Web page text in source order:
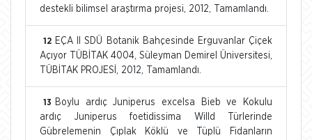
destekli bilimsel araştırma projesi, 2012, Tamamlandı.
12 EÇA II SDÜ Botanik Bahçesinde Erguvanlar Çiçek
Açıyor TÜBİTAK 4004, Süleyman Demirel Üniversitesi,
TÜBİTAK PROJESİ, 2012, Tamamlandı.
13
Boylu ardıç Juniperus excelsa Bieb ve Kokulu
ardıç Juniperus foetidissima Willd Türlerinde
Gübrelemenin Çıplak Köklü ve Tüplü Fidanların